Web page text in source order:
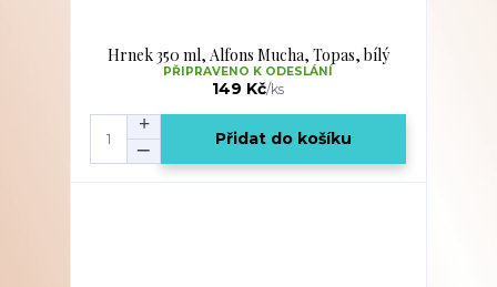
Hrnek 350 ml, Alfons Mucha, Topas, bílý
149 Kč/ks
PŘIPRAVENO K ODESLÁNÍ
Přidat do košíku